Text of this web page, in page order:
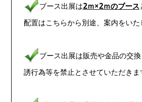
ブース出展は2ｍ×2ｍのブース
配置はこちらから別途、案内をいた
ブース出展は販売や金品の交
誘行為等を禁止とさせていただきま